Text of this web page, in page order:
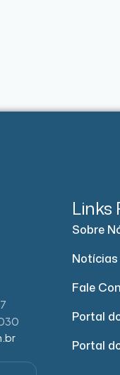
Links
Sobre
Notícias
Fale
Portal
Portal